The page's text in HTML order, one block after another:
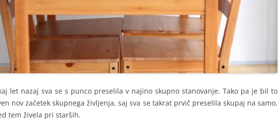
let nazaj sva se s punco preselila v najino skupno stanovanje. Tako pa je bil to
nov začetek skupnega življenja, saj sva se takrat prvič preselila skupaj na samo,
tem živela pri starših.